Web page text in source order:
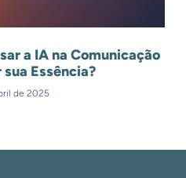
a IA na Comunicação
Essência?
de 2025